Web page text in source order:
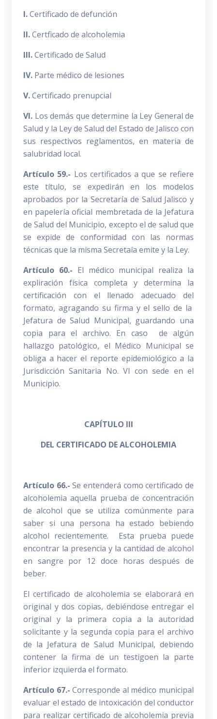
I.Certificado de defunción
II.Certficado de alcoholemia
III.Certificado de Salud
IV. Parte médico de lesiones
V.Certificado prenupcial
VI. Los demás que determine la Ley General de
Salud y la Ley de Salud del Estado de Jalisco con
sus respectivos reglamentos, en materia de
salubridad local.
Artículo 59.- Los certificados a que se refiere
este título, se expedirán en los modelos
aprobados por la Secretaría de Salud Jalisco y
en papelería oficial membretada de la Jefatura
de Salud del Municipio, excepto el de salud que
se expide de conformidad con las normas
técnicas que la misma Secretaía emite y la Ley.
Artículo 60.- El médico municipal realiza la
expliración física completa y determina la
certificación con el llenado adecuado del
formato, agragando su firma y el sello de la
Jefatura de Salud Municipal, guardando una
copia para el archivo. En caso de algún
hallazgo patológico, el Médico Municipal se
obliga a hacer el reporte epidemiológico a la
Jurisdicción Sanitaria No. VI con sede en el
Municipio.
CAPÍTULO III
DEL CERTIFICADO DE ALCOHOLEMIA
Artículo 66.-Se entenderá como certificado de
alcoholemia aquella prueba de concentración
de alcohol que se utiliza comúnmente para
saber si una persona ha estado bebiendo
alcohol recientemente. Esta prueba puede
encontrar la presencia y la cantidad de alcohol
en sangre por 12 doce horas después de
beber.
El certificado de alcoholemia se elaborará en
original y dos copias, debiéndose entregar el
original y la primera copia a la autoridad
solicitante y la segunda copia para el archivo
de la Jefatura de Salud Municipal, debiendo
contener la firma de un testigoen la parte
inferior izquierda el formato.
Artículo 67.- Corresponde al médico municipal
evaluar el estado de intoxicación del conductor
para realizar certificado de alcoholemia previa